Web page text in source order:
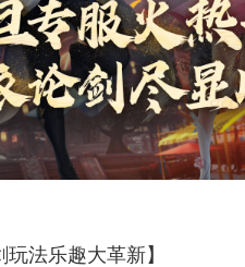
法乐趣大革新】